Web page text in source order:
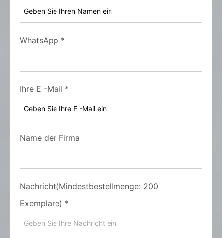
WhatsApp *
Ihre E -Mail *
Name der Firma
Nachricht(Mindestbestellmenge: 200
Exemplare) *